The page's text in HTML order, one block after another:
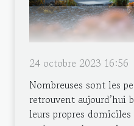
24 octobre 2023 16:56
Nombreuses sont les
retrouvent aujourd’hui
leurs propres domiciles